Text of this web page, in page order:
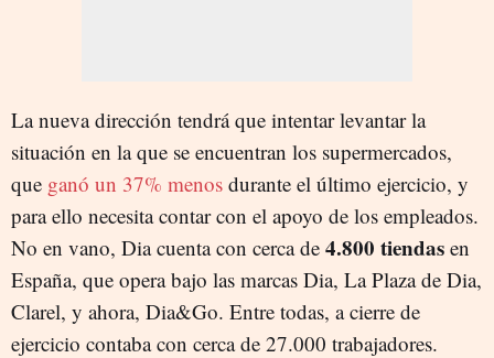
La nueva dirección tendrá que intentar levantar la
situación en la que se encuentran los supermercados,
que ganó un 37% menos durante el último ejercicio, y
para ello necesita contar con el apoyo de los empleados.
No en vano, Dia cuenta con cerca de 4.800 tiendas en
España, que opera bajo las marcas Dia, La Plaza de Dia,
Clarel, y ahora, Dia&Go. Entre todas, a cierre de
ejercicio contaba con cerca de 27.000 trabajadores.